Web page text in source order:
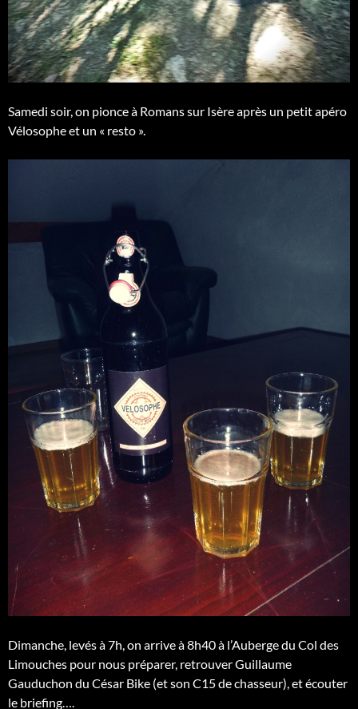
Samedi soir, on pionce à Romans sur Isère après un petit apéro
Vélosophe et un « resto ».
Dimanche, levés à 7h, on arrive à 8h40 à l’Auberge du Col des
Limouches pour nous préparer, retrouver Guillaume
Gauduchon du César Bike (et son C15 de chasseur), et écouter
le briefing….